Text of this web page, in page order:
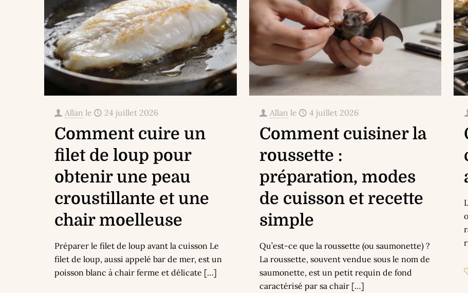
Allan le 24 juillet 2026
Comment cuire un
filet de loup pour
obtenir une peau
croustillante et une
chair moelleuse
Préparer le filet de loup avant la cuisson Le
filet de loup, aussi appelé bar de mer, est un
poisson blanc à chair ferme et délicate […]
Allan le 4 juillet 2026
Comment cuisiner la
roussette :
préparation, modes
de cuisson et recette
simple
Qu’est-ce que la roussette (ou saumonette) ?
La roussette, souvent vendue sous le nom de
saumonette, est un petit requin de fond
caractérisé par sa chair[…]